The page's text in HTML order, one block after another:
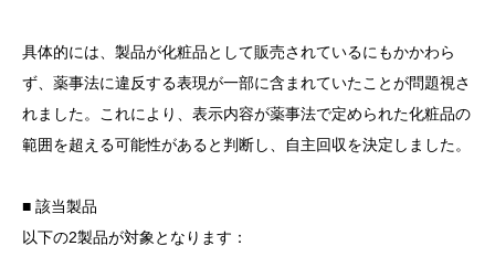
具体的には、製品が化粧品として販売されているにもかかわら
ず、薬事法に違反する表現が一部に含まれていたことが問題視さ
れました。これにより、表示内容が薬事法で定められた化粧品の
範囲を超える可能性があると判断し、自主回収を決定しました。
■ 該当製品
以下の2製品が対象となります：